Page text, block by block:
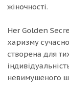
жіночності.
Her Golden
харизму
створена для
невимушеного